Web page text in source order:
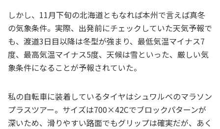
しかし、11月下旬の北海道ともなれば本州で言えば真冬
の気象条件。実際、出発前にチェックしていた天気予報で
も、渡道3日目以降は冬型が強まり、最低気温マイナス7
度、最高気温マイナス5度、天候は雪といった、厳しい気
象条件になることが予報されていた。
私の自転車に装着しているタイヤはシュワルベのマラソン
プラスツアー。サイズは700×42Cでブロックパターンが
深いため、滑りやすい路面でもグリップは確実だが、あく